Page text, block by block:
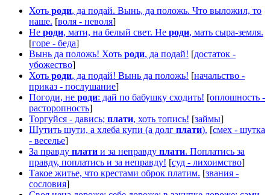
Хоть роди, да подай. Вынь, да положь. Что выложил, то
наше. [воля - неволя]
Не роди, мати, на белый свет. Не роди, мать сыра-земля.
[горе - беда]
Вынь да положь! Хоть роди, да подай! [достаток -
убожество]
Хоть роди, да подай! Вынь да положь! [начальство -
приказ - послушание]
Погоди, не роди: дай по бабушку сходить! [оплошность -
расторопность]
Торгуйся - давись; плати, хоть топись! [займы]
Шутить шути, а хлеба купи (а долг плати). [смех - шутка
- веселье]
За правду плати и за неправду плати. Поплатись за
правду, поплатись и за неправду! [суд - лихоимство]
Такое житье, что крестами оброк платим. [звания -
сословия]